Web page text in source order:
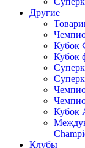
Другие
Кубок
Кубок
Кубок
Клубы